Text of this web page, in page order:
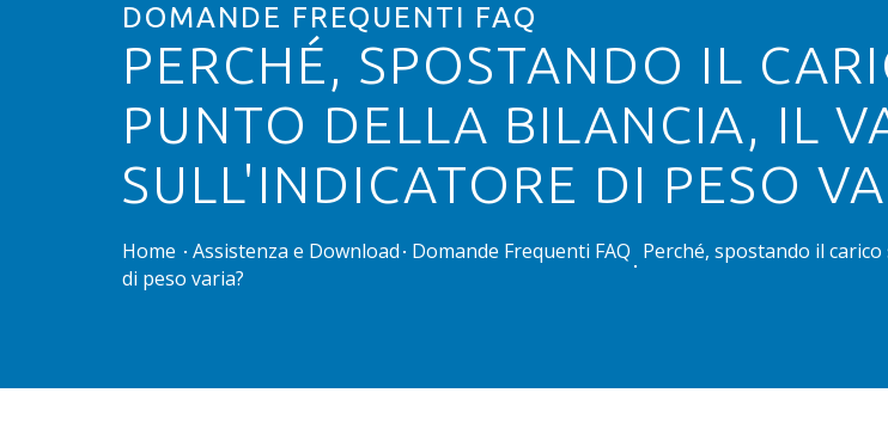
DOMANDE FREQUENTI FAQ
PERCHÉ, SPOSTANDO IL
PUNTO DELLA BILANCIA, IL
SULL'INDICATORE DI PESO
Home Assistenza e Download Domande Frequenti FAQ Perché, spostando il
di peso varia?